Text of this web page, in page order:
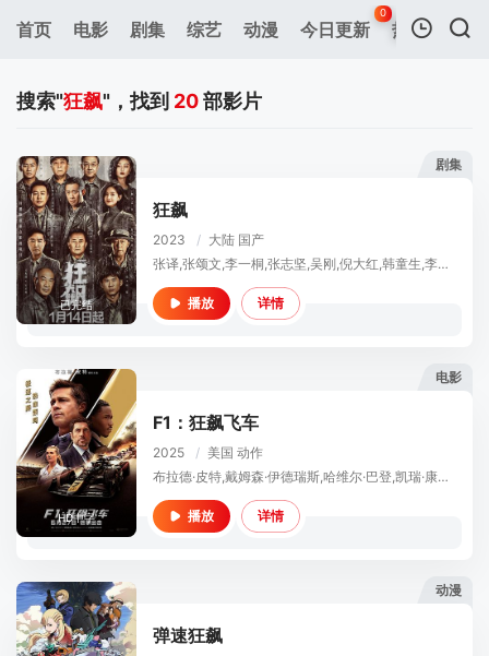
首页 电影 剧集 综艺 动漫 今日更新
0
热榜 APP
暂无观看影片的记录
搜索"狂飙"，找到 20部影片
剧集
已完结
狂飙
2023 / 大陆 国产
张译,张颂文,李一桐,张志坚,吴刚,倪大红,韩童生,李建义,石兆琪,李健,高叶,王骁,令卓,岳阳
播放 详情
电影
HD中字
F1：狂飙飞车
2025 / 美国 动作
布拉德·皮特,戴姆森·伊德瑞斯,哈维尔·巴登,凯瑞·康顿,托比亚斯·门基斯,金·波德尼亚,萨拉·奈尔斯,维尔·梅里克,约瑟夫·巴德拉玛,萨姆森·卡约,谢伊·惠格姆,凯莉·库克,阿卜杜勒·萨利斯,丽兹·金斯曼,西蒙·坤茨,刘易斯·汉密尔顿,马克斯·维斯塔潘,塞尔吉奥·佩雷兹,夏尔·勒克莱尔,小卡洛斯·赛恩斯,奥利弗·贝尔曼,乔治·拉塞尔,埃斯塔班·奥康,皮埃尔·加斯利,杰克·杜汉,兰多·诺里斯,奥斯卡·皮亚斯特里,托托·沃尔夫,瓦尔泰里·博塔斯,周冠宇,费尔南多·阿隆索,兰斯·斯特罗尔,凯文·马格努森,尼科
播放 详情
动漫
弹速狂飙